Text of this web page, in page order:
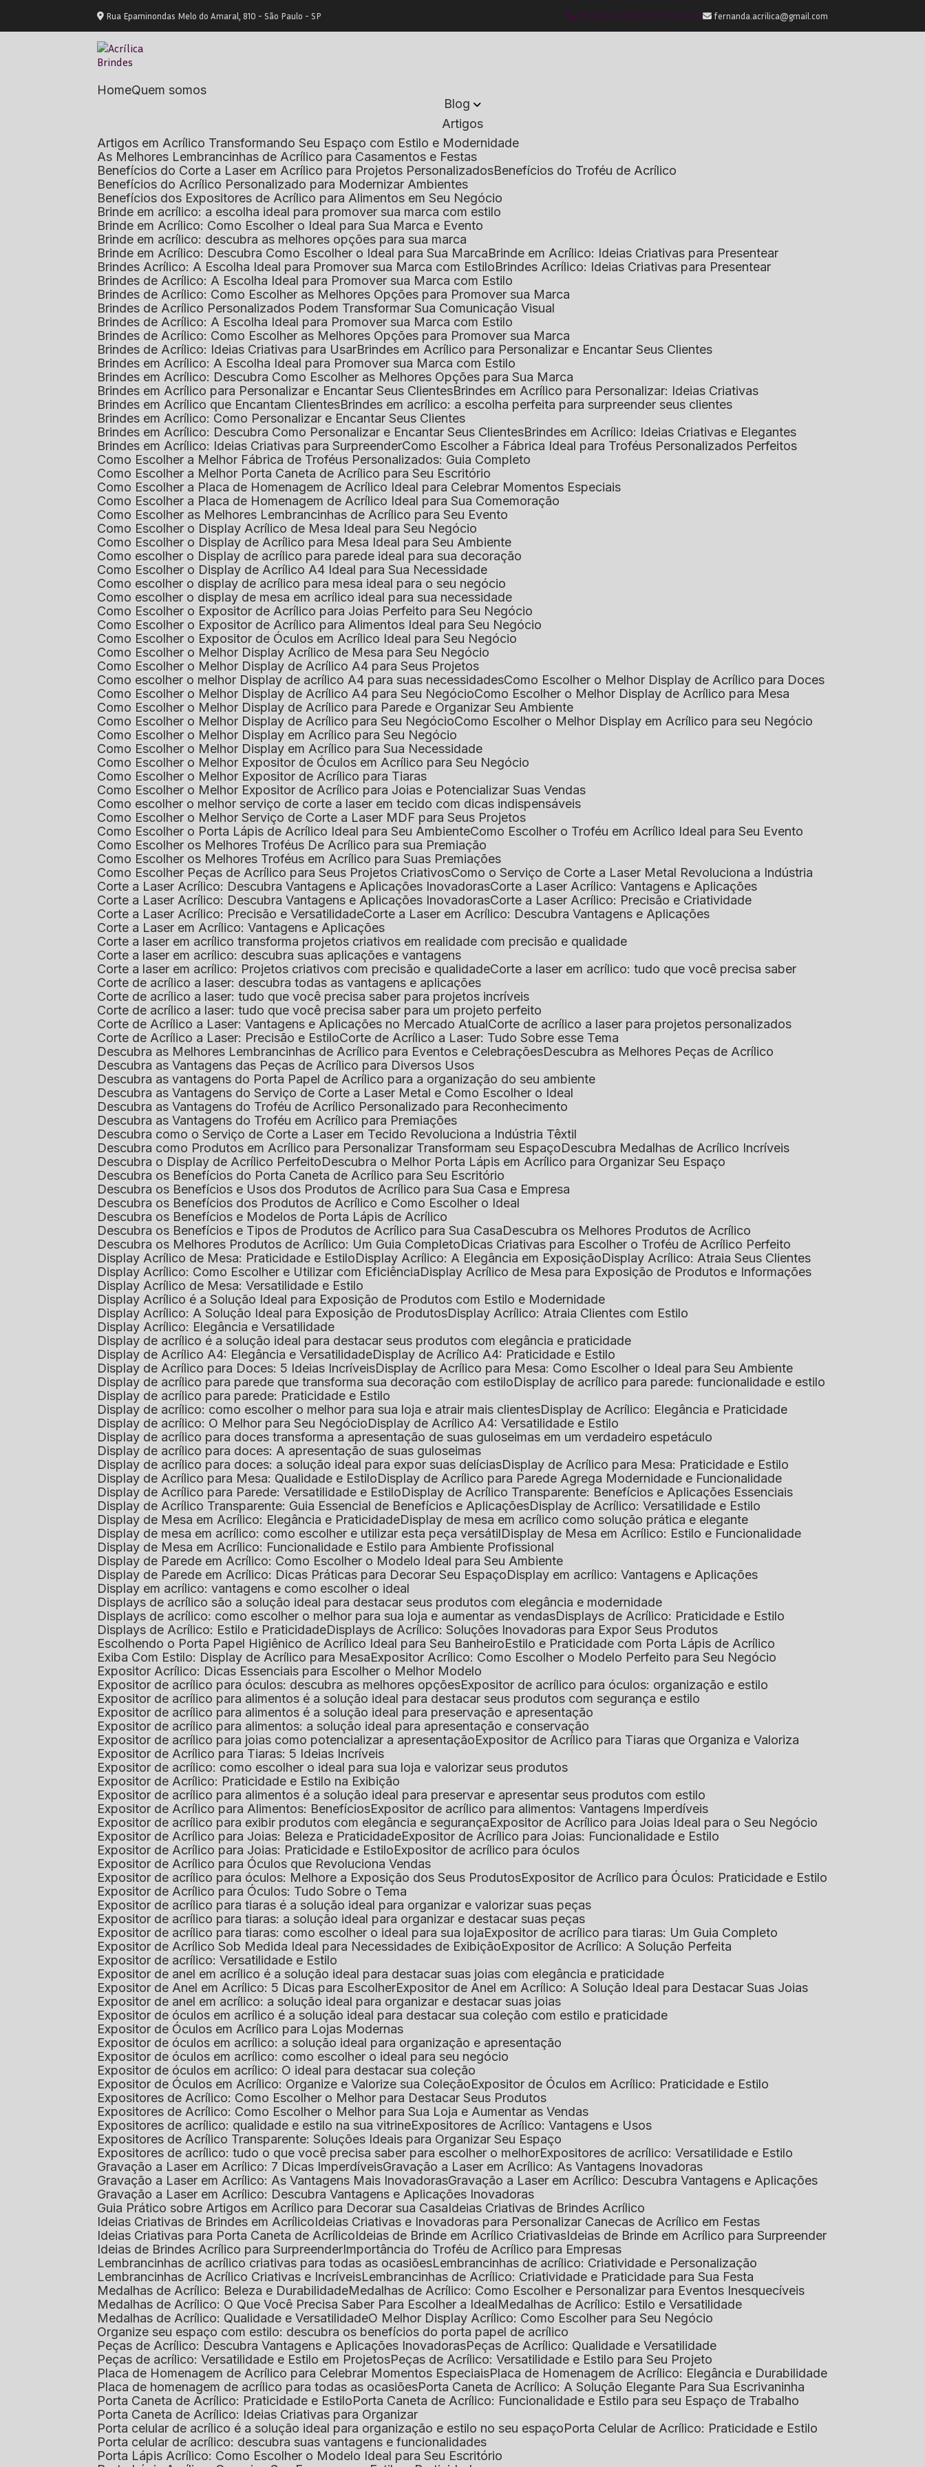
Rua Epaminondas Melo do Amaral, 810 - São Paulo - SP (11) 2236-2238 (11) 9759-0042 fernanda.acrilica@gmail.com
Home
Quem somos
Blog
Artigos
Artigos em Acrílico Transformando Seu Espaço com Estilo e Modernidade
As Melhores Lembrancinhas de Acrílico para Casamentos e Festas
Benefícios do Corte a Laser em Acrílico para Projetos Personalizados
Benefícios do Troféu de Acrílico
Benefícios do Acrílico Personalizado para Modernizar Ambientes
Benefícios dos Expositores de Acrílico para Alimentos em Seu Negócio
Brinde em acrílico: a escolha ideal para promover sua marca com estilo
Brinde em Acrílico: Como Escolher o Ideal para Sua Marca e Evento
Brinde em acrílico: descubra as melhores opções para sua marca
Brinde em Acrílico: Descubra Como Escolher o Ideal para Sua Marca
Brinde em Acrílico: Ideias Criativas para Presentear
Brindes Acrílico: A Escolha Ideal para Promover sua Marca com Estilo
Brindes Acrílico: Ideias Criativas para Presentear
Brindes de Acrílico: A Escolha Ideal para Promover sua Marca com Estilo
Brindes de Acrílico: Como Escolher as Melhores Opções para Promover sua Marca
Brindes de Acrílico Personalizados Podem Transformar Sua Comunicação Visual
Brindes de Acrílico: A Escolha Ideal para Promover sua Marca com Estilo
Brindes de Acrílico: Como Escolher as Melhores Opções para Promover sua Marca
Brindes de Acrílico: Ideias Criativas para Usar
Brindes em Acrílico para Personalizar e Encantar Seus Clientes
Brindes em Acrílico: A Escolha Ideal para Promover sua Marca com Estilo
Brindes em Acrílico: Descubra Como Escolher as Melhores Opções para Sua Marca
Brindes em Acrílico para Personalizar e Encantar Seus Clientes
Brindes em Acrílico para Personalizar: Ideias Criativas
Brindes em Acrílico que Encantam Clientes
Brindes em acrílico: a escolha perfeita para surpreender seus clientes
Brindes em Acrílico: Como Personalizar e Encantar Seus Clientes
Brindes em Acrílico: Descubra Como Personalizar e Encantar Seus Clientes
Brindes em Acrílico: Ideias Criativas e Elegantes
Brindes em Acrílico: Ideias Criativas para Surpreender
Como Escolher a Fábrica Ideal para Troféus Personalizados Perfeitos
Como Escolher a Melhor Fábrica de Troféus Personalizados: Guia Completo
Como Escolher a Melhor Porta Caneta de Acrílico para Seu Escritório
Como Escolher a Placa de Homenagem de Acrílico Ideal para Celebrar Momentos Especiais
Como Escolher a Placa de Homenagem de Acrílico Ideal para Sua Comemoração
Como Escolher as Melhores Lembrancinhas de Acrílico para Seu Evento
Como Escolher o Display Acrílico de Mesa Ideal para Seu Negócio
Como Escolher o Display de Acrílico para Mesa Ideal para Seu Ambiente
Como escolher o Display de acrílico para parede ideal para sua decoração
Como Escolher o Display de Acrílico A4 Ideal para Sua Necessidade
Como escolher o display de acrílico para mesa ideal para o seu negócio
Como escolher o display de mesa em acrílico ideal para sua necessidade
Como Escolher o Expositor de Acrílico para Joias Perfeito para Seu Negócio
Como Escolher o Expositor de Acrílico para Alimentos Ideal para Seu Negócio
Como Escolher o Expositor de Óculos em Acrílico Ideal para Seu Negócio
Como Escolher o Melhor Display Acrílico de Mesa para Seu Negócio
Como Escolher o Melhor Display de Acrílico A4 para Seus Projetos
Como escolher o melhor Display de acrílico A4 para suas necessidades
Como Escolher o Melhor Display de Acrílico para Doces
Como Escolher o Melhor Display de Acrílico A4 para Seu Negócio
Como Escolher o Melhor Display de Acrílico para Mesa
Como Escolher o Melhor Display de Acrílico para Parede e Organizar Seu Ambiente
Como Escolher o Melhor Display de Acrílico para Seu Negócio
Como Escolher o Melhor Display em Acrílico para seu Negócio
Como Escolher o Melhor Display em Acrílico para Seu Negócio
Como Escolher o Melhor Display em Acrílico para Sua Necessidade
Como Escolher o Melhor Expositor de Óculos em Acrílico para Seu Negócio
Como Escolher o Melhor Expositor de Acrílico para Tiaras
Como Escolher o Melhor Expositor de Acrílico para Joias e Potencializar Suas Vendas
Como escolher o melhor serviço de corte a laser em tecido com dicas indispensáveis
Como Escolher o Melhor Serviço de Corte a Laser MDF para Seus Projetos
Como Escolher o Porta Lápis de Acrílico Ideal para Seu Ambiente
Como Escolher o Troféu em Acrílico Ideal para Seu Evento
Como Escolher os Melhores Troféus De Acrílico para sua Premiação
Como Escolher os Melhores Troféus em Acrílico para Suas Premiações
Como Escolher Peças de Acrílico para Seus Projetos Criativos
Como o Serviço de Corte a Laser Metal Revoluciona a Indústria
Corte a Laser Acrílico: Descubra Vantagens e Aplicações Inovadoras
Corte a Laser Acrílico: Vantagens e Aplicações
Corte a Laser Acrílico: Descubra Vantagens e Aplicações Inovadoras
Corte a Laser Acrílico: Precisão e Criatividade
Corte a Laser Acrílico: Precisão e Versatilidade
Corte a Laser em Acrílico: Descubra Vantagens e Aplicações
Corte a Laser em Acrílico: Vantagens e Aplicações
Corte a laser em acrílico transforma projetos criativos em realidade com precisão e qualidade
Corte a laser em acrílico: descubra suas aplicações e vantagens
Corte a laser em acrílico: Projetos criativos com precisão e qualidade
Corte a laser em acrílico: tudo que você precisa saber
Corte de acrílico a laser: descubra todas as vantagens e aplicações
Corte de acrílico a laser: tudo que você precisa saber para projetos incríveis
Corte de acrílico a laser: tudo que você precisa saber para um projeto perfeito
Corte de Acrílico a Laser: Vantagens e Aplicações no Mercado Atual
Corte de acrílico a laser para projetos personalizados
Corte de Acrílico a Laser: Precisão e Estilo
Corte de Acrílico a Laser: Tudo Sobre esse Tema
Descubra as Melhores Lembrancinhas de Acrílico para Eventos e Celebrações
Descubra as Melhores Peças de Acrílico
Descubra as Vantagens das Peças de Acrílico para Diversos Usos
Descubra as vantagens do Porta Papel de Acrílico para a organização do seu ambiente
Descubra as Vantagens do Serviço de Corte a Laser Metal e Como Escolher o Ideal
Descubra as Vantagens do Troféu de Acrílico Personalizado para Reconhecimento
Descubra as Vantagens do Troféu em Acrílico para Premiações
Descubra como o Serviço de Corte a Laser em Tecido Revoluciona a Indústria Têxtil
Descubra como Produtos em Acrílico para Personalizar Transformam seu Espaço
Descubra Medalhas de Acrílico Incríveis
Descubra o Display de Acrílico Perfeito
Descubra o Melhor Porta Lápis em Acrílico para Organizar Seu Espaço
Descubra os Benefícios do Porta Caneta de Acrílico para Seu Escritório
Descubra os Benefícios e Usos dos Produtos de Acrílico para Sua Casa e Empresa
Descubra os Benefícios dos Produtos de Acrílico e Como Escolher o Ideal
Descubra os Benefícios e Modelos de Porta Lápis de Acrílico
Descubra os Benefícios e Tipos de Produtos de Acrílico para Sua Casa
Descubra os Melhores Produtos de Acrílico
Descubra os Melhores Produtos de Acrílico: Um Guia Completo
Dicas Criativas para Escolher o Troféu de Acrílico Perfeito
Display Acrílico de Mesa: Praticidade e Estilo
Display Acrílico: A Elegância em Exposição
Display Acrílico: Atraia Seus Clientes
Display Acrílico: Como Escolher e Utilizar com Eficiência
Display Acrílico de Mesa para Exposição de Produtos e Informações
Display Acrílico de Mesa: Versatilidade e Estilo
Display Acrílico é a Solução Ideal para Exposição de Produtos com Estilo e Modernidade
Display Acrílico: A Solução Ideal para Exposição de Produtos
Display Acrílico: Atraia Clientes com Estilo
Display Acrílico: Elegância e Versatilidade
Display de acrílico é a solução ideal para destacar seus produtos com elegância e praticidade
Display de Acrílico A4: Elegância e Versatilidade
Display de Acrílico A4: Praticidade e Estilo
Display de Acrílico para Doces: 5 Ideias Incríveis
Display de Acrílico para Mesa: Como Escolher o Ideal para Seu Ambiente
Display de acrílico para parede que transforma sua decoração com estilo
Display de acrílico para parede: funcionalidade e estilo
Display de acrílico para parede: Praticidade e Estilo
Display de acrílico: como escolher o melhor para sua loja e atrair mais clientes
Display de Acrílico: Elegância e Praticidade
Display de acrílico: O Melhor para Seu Negócio
Display de Acrílico A4: Versatilidade e Estilo
Display de acrílico para doces transforma a apresentação de suas guloseimas em um verdadeiro espetáculo
Display de acrílico para doces: A apresentação de suas guloseimas
Display de acrílico para doces: a solução ideal para expor suas delícias
Display de Acrílico para Mesa: Praticidade e Estilo
Display de Acrílico para Mesa: Qualidade e Estilo
Display de Acrílico para Parede Agrega Modernidade e Funcionalidade
Display de Acrílico para Parede: Versatilidade e Estilo
Display de Acrílico Transparente: Benefícios e Aplicações Essenciais
Display de Acrílico Transparente: Guia Essencial de Benefícios e Aplicações
Display de Acrílico: Versatilidade e Estilo
Display de Mesa em Acrílico: Elegância e Praticidade
Display de mesa em acrílico como solução prática e elegante
Display de mesa em acrílico: como escolher e utilizar esta peça versátil
Display de Mesa em Acrílico: Estilo e Funcionalidade
Display de Mesa em Acrílico: Funcionalidade e Estilo para Ambiente Profissional
Display de Parede em Acrílico: Como Escolher o Modelo Ideal para Seu Ambiente
Display de Parede em Acrílico: Dicas Práticas para Decorar Seu Espaço
Display em acrílico: Vantagens e Aplicações
Display em acrílico: vantagens e como escolher o ideal
Displays de acrílico são a solução ideal para destacar seus produtos com elegância e modernidade
Displays de acrílico: como escolher o melhor para sua loja e aumentar as vendas
Displays de Acrílico: Praticidade e Estilo
Displays de Acrílico: Estilo e Praticidade
Displays de Acrílico: Soluções Inovadoras para Expor Seus Produtos
Escolhendo o Porta Papel Higiênico de Acrílico Ideal para Seu Banheiro
Estilo e Praticidade com Porta Lápis de Acrílico
Exiba Com Estilo: Display de Acrílico para Mesa Expositor Acrílico: Como Escolher o Modelo Perfeito para Seu Negócio
Expositor Acrílico: Dicas Essenciais para Escolher o Melhor Modelo
Expositor de acrílico para óculos: descubra as melhores opções Expositor de acrílico para óculos: organização e estilo
Expositor de acrílico para alimentos é a solução ideal para destacar seus produtos com segurança e estilo
Expositor de acrílico para alimentos é a solução ideal para preservação e apresentação
Expositor de acrílico para alimentos: a solução ideal para apresentação e conservação
Expositor de acrílico para joias como potencializar a apresentação Expositor de Acrílico para Tiaras que Organiza e Valoriza
Expositor de Acrílico para Tiaras: 5 Ideias Incríveis
Expositor de acrílico: como escolher o ideal para sua loja e valorizar seus produtos
Expositor de Acrílico: Praticidade e Estilo na Exibição
Expositor de acrílico para alimentos é a solução ideal para preservar e apresentar seus produtos com estilo
Expositor de Acrílico para Alimentos: Benefícios Expositor de acrílico para alimentos: Vantagens Imperdíveis
Expositor de acrílico para exibir produtos com elegância e segurança Expositor de Acrílico para Joias Ideal para o Seu Negócio
Expositor de Acrílico para Joias: Beleza e Praticidade Expositor de Acrílico para Joias: Funcionalidade e Estilo
Expositor de Acrílico para Joias: Praticidade e Estilo Expositor de acrílico para óculos
Expositor de Acrílico para Óculos que Revoluciona Vendas
Expositor de acrílico para óculos: Melhore a Exposição dos Seus Produtos Expositor de Acrílico para Óculos: Praticidade e Estilo
Expositor de Acrílico para Óculos: Tudo Sobre o Tema
Expositor de acrílico para tiaras é a solução ideal para organizar e valorizar suas peças
Expositor de acrílico para tiaras: a solução ideal para organizar e destacar suas peças
Expositor de acrílico para tiaras: como escolher o ideal para sua loja Expositor de acrílico para tiaras: Um Guia Completo
Expositor de Acrílico Sob Medida Ideal para Necessidades de Exibição Expositor de Acrílico: A Solução Perfeita
Expositor de acrílico: Versatilidade e Estilo
Expositor de anel em acrílico é a solução ideal para destacar suas joias com elegância e praticidade
Expositor de Anel em Acrílico: 5 Dicas para Escolher Expositor de Anel em Acrílico: A Solução Ideal para Destacar Suas Joias
Expositor de anel em acrílico: a solução ideal para organizar e destacar suas joias
Expositor de óculos em acrílico é a solução ideal para destacar sua coleção com estilo e praticidade
Expositor de Óculos em Acrílico para Lojas Modernas
Expositor de óculos em acrílico: a solução ideal para organização e apresentação
Expositor de óculos em acrílico: como escolher o ideal para seu negócio
Expositor de óculos em acrílico: O ideal para destacar sua coleção
Expositor de Óculos em Acrílico: Organize e Valorize sua Coleção Expositor de Óculos em Acrílico: Praticidade e Estilo
Expositores de Acrílico: Como Escolher o Melhor para Destacar Seus Produtos
Expositores de Acrílico: Como Escolher o Melhor para Sua Loja e Aumentar as Vendas
Expositores de acrílico: qualidade e estilo na sua vitrine Expositores de Acrílico: Vantagens e Usos
Expositores de Acrílico Transparente: Soluções Ideais para Organizar Seu Espaço
Expositores de acrílico: tudo o que você precisa saber para escolher o melhor Expositores de acrílico: Versatilidade e Estilo
Gravação a Laser em Acrílico: 7 Dicas Imperdíveis
Gravação a Laser em Acrílico: As Vantagens Inovadoras
Gravação a Laser em Acrílico: As Vantagens Mais Inovadoras
Gravação a Laser em Acrílico: Descubra Vantagens e Aplicações
Gravação a Laser em Acrílico: Descubra Vantagens e Aplicações Inovadoras
Guia Prático sobre Artigos em Acrílico para Decorar sua Casa Ideias Criativas de Brindes Acrílico
Ideias Criativas de Brindes em Acrílico Ideias Criativas e Inovadoras para Personalizar Canecas de Acrílico em Festas
Ideias Criativas para Porta Caneta de Acrílico Ideias de Brinde em Acrílico Criativas Ideias de Brinde em Acrílico para Surpreender
Ideias de Brindes Acrílico para Surpreender Importância do Troféu de Acrílico para Empresas
Lembrancinhas de acrílico criativas para todas as ocasiões Lembrancinhas de acrílico: Criatividade e Personalização
Lembrancinhas de Acrílico Criativas e Incríveis Lembrancinhas de Acrílico: Criatividade e Praticidade para Sua Festa
Medalhas de Acrílico: Beleza e Durabilidade
Medalhas de Acrílico: Como Escolher e Personalizar para Eventos Inesquecíveis
Medalhas de Acrílico: O Que Você Precisa Saber Para Escolher a Ideal
Medalhas de Acrílico: Estilo e Versatilidade
Medalhas de Acrílico: Qualidade e Versatilidade
O Melhor Display Acrílico: Como Escolher para Seu Negócio
Organize seu espaço com estilo: descubra os benefícios do porta papel de acrílico
Peças de Acrílico: Descubra Vantagens e Aplicações Inovadoras
Peças de Acrílico: Qualidade e Versatilidade
Peças de acrílico: Versatilidade e Estilo em Projetos
Peças de Acrílico: Versatilidade e Estilo para Seu Projeto
Placa de Homenagem de Acrílico para Celebrar Momentos Especiais
Placa de Homenagem de Acrílico: Elegância e Durabilidade
Placa de homenagem de acrílico para todas as ocasiões
Porta Caneta de Acrílico: A Solução Elegante Para Sua Escrivaninha
Porta Caneta de Acrílico: Praticidade e Estilo
Porta Caneta de Acrílico: Funcionalidade e Estilo para seu Espaço de Trabalho
Porta Caneta de Acrílico: Ideias Criativas para Organizar
Porta celular de acrílico é a solução ideal para organização e estilo no seu espaço
Porta Celular de Acrílico: Praticidade e Estilo
Porta celular de acrílico: descubra suas vantagens e funcionalidades
Porta Lápis Acrílico: Como Escolher o Modelo Ideal para Seu Escritório